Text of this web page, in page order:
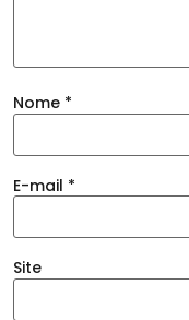
Nome *
E-mail *
Site